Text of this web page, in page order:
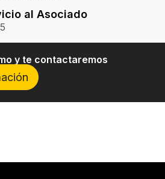
al Asociado
y te contactaremos